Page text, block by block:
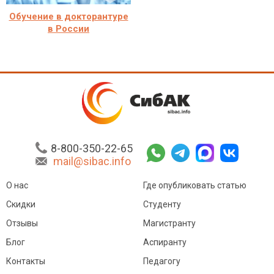
Обучение в докторантуре
в России
8-800-350-22-65
mail@sibac.info
О нас
Скидки
Отзывы
Блог
Контакты
Где опубликовать статью
Студенту
Магистранту
Аспиранту
Педагогу